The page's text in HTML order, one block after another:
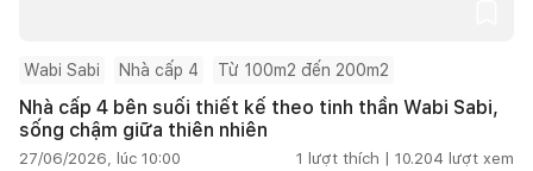
Wabi Sabi Nhà cấp 4 Từ 100m2 đến 200m2
Nhà cấp 4 bên suối thiết kế theo tinh thần Wabi Sabi,
sống chậm giữa thiên nhiên
27/06/2026, lúc 10:00 1 lượt thích | 10.204 lượt xem